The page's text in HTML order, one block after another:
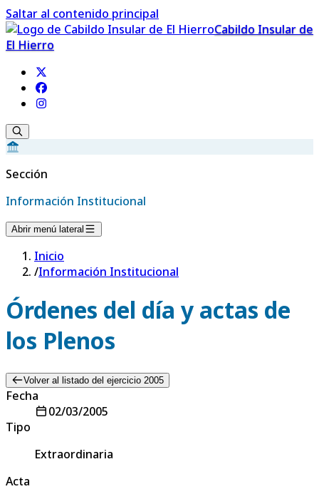
Saltar al contenido principal
Cabildo Insular de
El Hierro
Sección
Información Institucional
Abrir menú lateral
Inicio
/Información Institucional
Órdenes del día y actas de
los Plenos
Volver al listado del ejercicio 2005
Fecha
02/03/2005
Tipo
Extraordinaria
Acta